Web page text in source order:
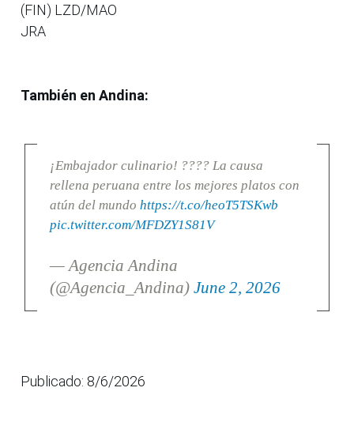
(FIN) LZD/MAO
JRA
También en Andina:
¡Embajador culinario! ???? La causa
rellena peruana entre los mejores platos con
atún del mundo https://t.co/heoT5TSKwb
pic.twitter.com/MFDZY1S81V
— Agencia Andina
(@Agencia_Andina) June 2, 2026
Publicado: 8/6/2026